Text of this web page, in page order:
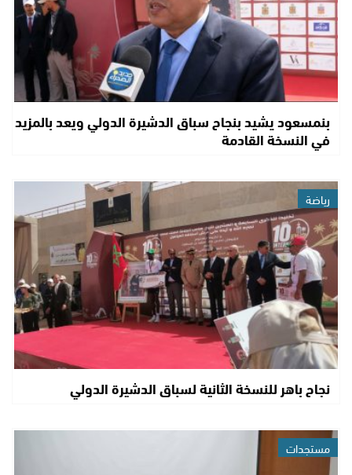
بنمسعود يشيد بنجاح سباق الدشيرة الدولي ويعد بالمزيد
في النسخة القادمة
رياضة
نجاح باهر للنسخة الثانية لسباق الدشيرة الدولي
مستجدات